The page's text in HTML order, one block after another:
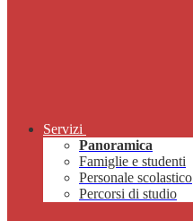
Servizi
Panoramica
Famiglie e studenti
Personale scolastico
Percorsi di studio